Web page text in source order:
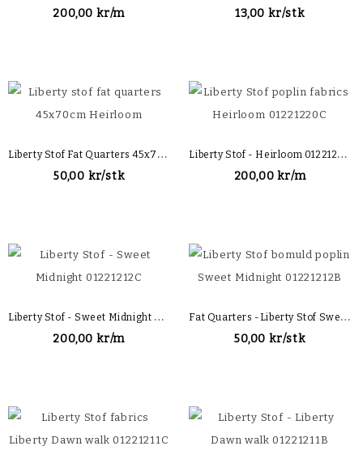
200,00 kr/m 13,00 kr/stk
L
Iberty Stof Fat Quarters 45x70cm Heirloom
50,00 kr/stk
L
Iberty Stof - Heirloom 01221220C
200,00 kr/m
L
Iberty Stof - Sweet Midnight 01221212C
200,00 kr/m
F
At Quarters -Liberty Stof Sweet Midnight 01221212B
50,00 kr/stk